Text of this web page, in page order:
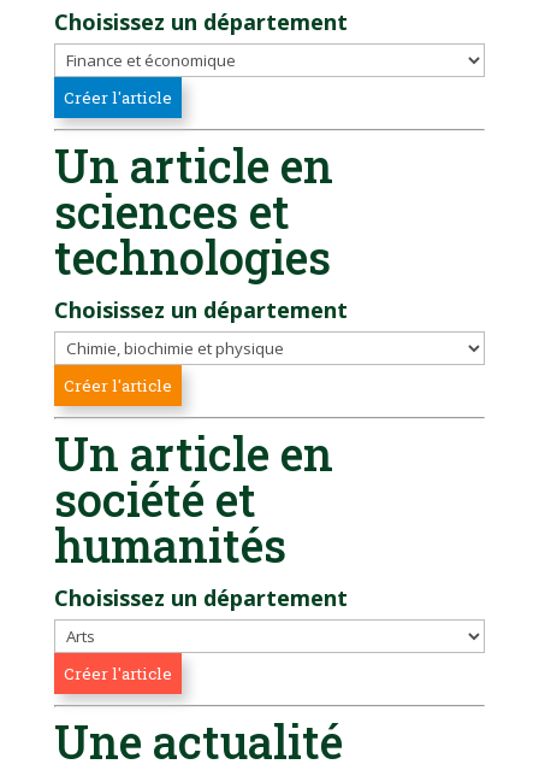
Choisissez un département
Un article en
sciences et
technologies
Choisissez un département
Un article en
société et
humanités
Choisissez un département
Une actualité